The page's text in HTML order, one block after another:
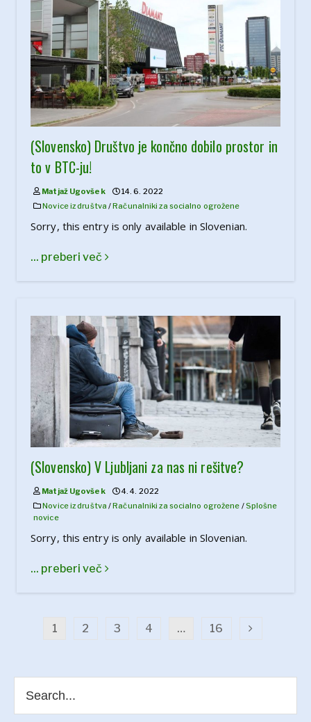
(Slovensko) Društvo je končno dobilo prostor in
to v BTC-ju!
Matjaž Ugovšek
14. 6. 2022
Novice iz društva /Računalniki za socialno ogrožene
Sorry, this entry is only available in Slovenian.
... preberi več
(Slovensko) V Ljubljani za nas ni rešitve?
Matjaž Ugovšek
4. 4. 2022
Novice iz društva /Računalniki za socialno ogrožene /Splošne
novice
Sorry, this entry is only available in Slovenian.
... preberi več
1 2 3 4 … 16